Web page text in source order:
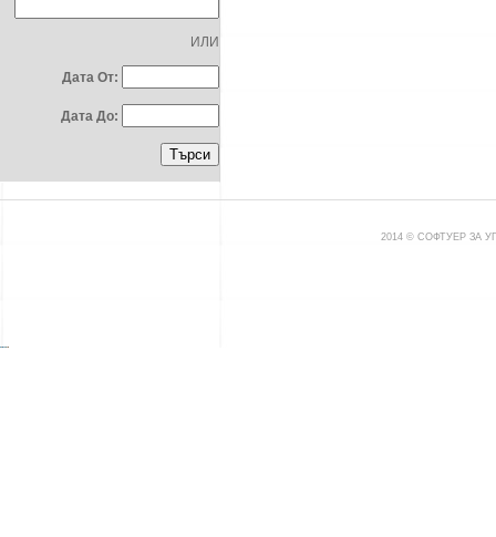
ИЛИ
Дата От:
Дата До:
2014 © СОФТУЕР ЗА